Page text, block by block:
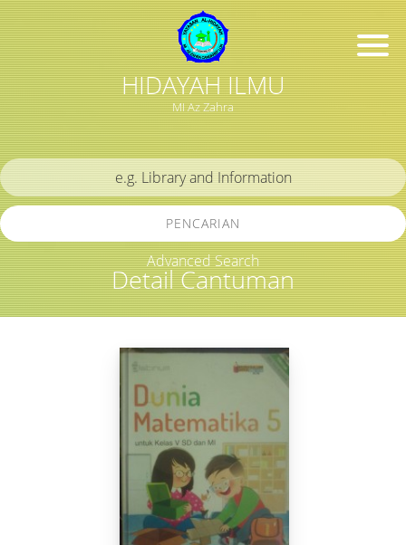
HIDAYAH ILMU
MI Az Zahra
Detail Cantuman
PENCARIAN
Advanced Search